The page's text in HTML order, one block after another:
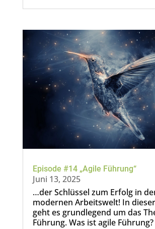
Episode #14 „Agile Führung“
Juni 13, 2025
…der Schlüssel zum Erfolg in
modernen Arbeitswelt! In
geht es grundlegend um das
Führung. Was ist agile